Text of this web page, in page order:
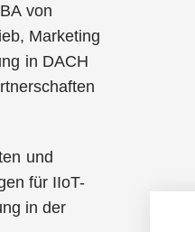
von
Marketing
in DACH
und
für IIoT-
in der